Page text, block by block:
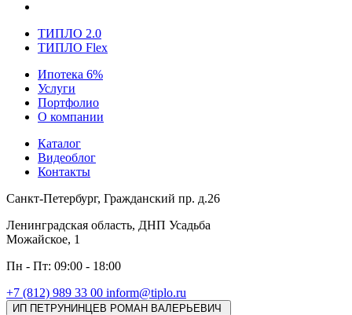
ТИПЛО 2.0
ТИПЛО Flex
Ипотека 6%
Услуги
Портфолио
О компании
Каталог
Видеоблог
Контакты
Санкт-Петербург, Гражданский пр. д.26
Ленинградская область, ДНП Усадьба
Можайское, 1
Пн - Пт: 09:00 - 18:00
+7 (812) 989 33 00 inform@tiplo.ru
ИП ПЕТРУНИНЦЕВ РОМАН ВАЛЕРЬЕВИЧ